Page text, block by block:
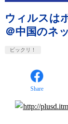
ウィルスは
＠中国のネ
ビックリ！
Share